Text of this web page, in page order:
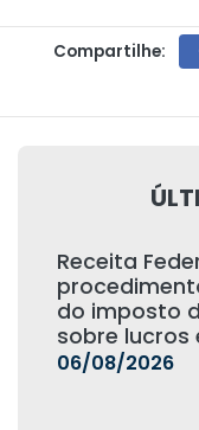
Compartilhe:
Receita
do imposto
sobre lucros
06/08/2026